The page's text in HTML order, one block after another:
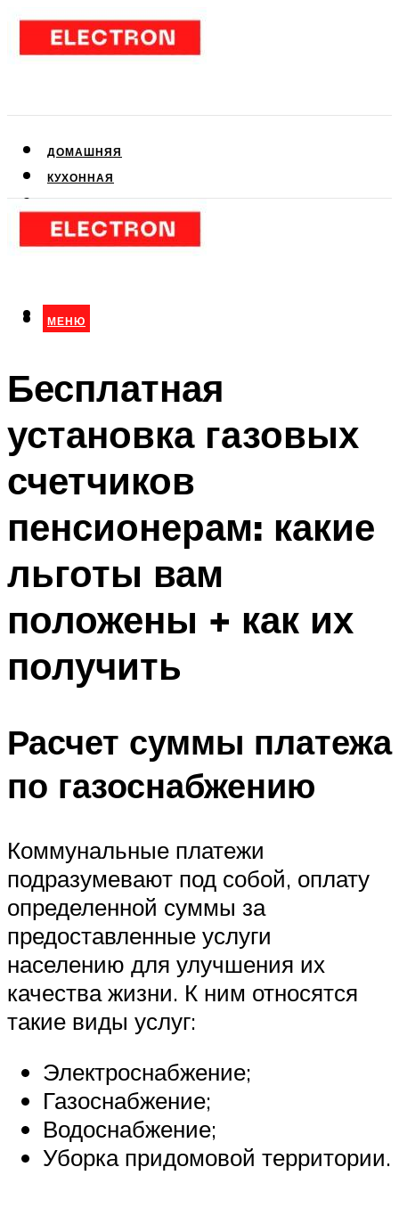
ДОМАШНЯЯ
КУХОННАЯ
КЛИМАТИЧЕСКАЯ
МЕНЮ
МЕНЮ
Бесплатная
установка газовых
счетчиков
пенсионерам: какие
льготы вам
положены + как их
получить
Расчет суммы платежа
по газоснабжению
Коммунальные платежи
подразумевают под собой, оплату
определенной суммы за
предоставленные услуги
населению для улучшения их
качества жизни. К ним относятся
такие виды услуг:
Электроснабжение;
Газоснабжение;
Водоснабжение;
Уборка придомовой территории.